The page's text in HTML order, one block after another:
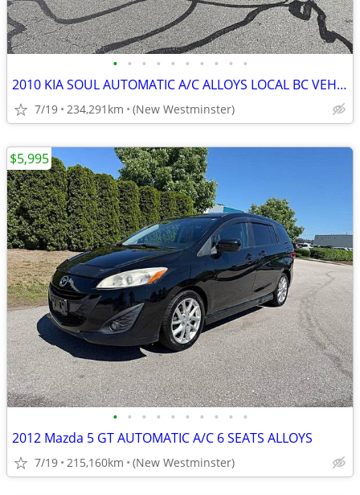
• • • • • • • • • •
2010 KIA SOUL AUTOMATIC A/C ALLOYS LOCAL BC VEHICLE
7/19 234,291km (New Westminster)
• • • • • • • • • •
2012 Mazda 5 GT AUTOMATIC A/C 6 SEATS ALLOYS
7/19 215,160km (New Westminster)
$5,995